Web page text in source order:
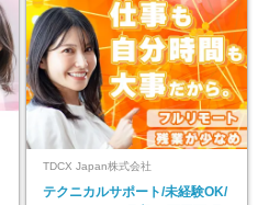
TDCX Japan株式会社
テクニカルサポート/未経験OK/